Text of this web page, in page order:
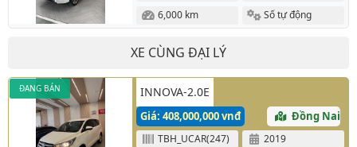
6,000 km
Số tự động
XE CÙNG ĐẠI LÝ
INNOVA-2.0E
Giá: 408,000,000 vnđ Đồng Nai
TBH_UCAR(247)
2019
ĐANG BÁN